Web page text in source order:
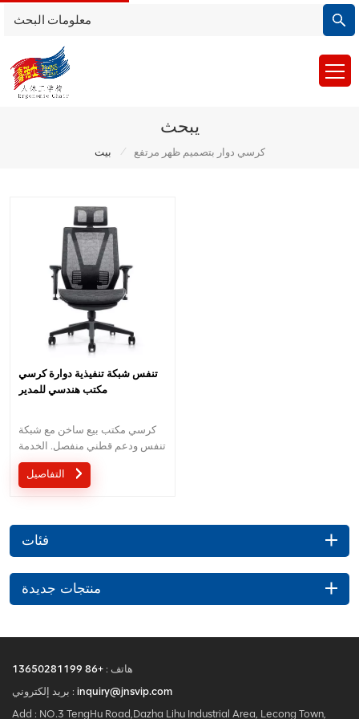
يبحث
بيت / كرسي دوار بتصميم ظهر مرتفع
تنفس شبكة تنفيذية دوارة كرسي
مكتب هندسي للمدير
كرسي مكتب بيع ساخن مع شبكة
تنفس ودعم قطني منفصل. الخدمة
فئات
منتجات جديدة
هاتف : +86 13650281199
بريد إلكتروني : inquiry@jnsvip.com
Add : NO.3 TengHu Road,Dazha Lihu Industrial Area, Lecong Town,